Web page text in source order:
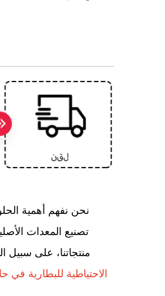
تصنيع المعدات
منتجاتنا، على سبيل
الاحتياطية للبطارية في